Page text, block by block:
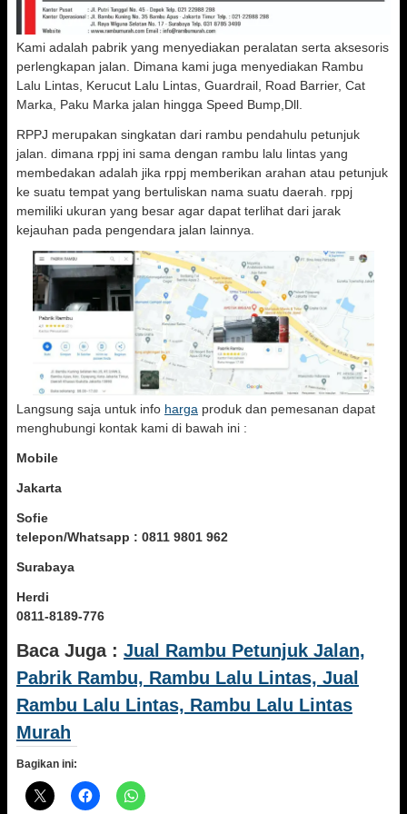
Kami adalah pabrik yang menyediakan peralatan serta aksesoris
perlengkapan jalan. Dimana kami juga menyediakan Rambu
Lalu Lintas, Kerucut Lalu Lintas, Guardrail, Road Barrier, Cat
Marka, Paku Marka jalan hingga Speed Bump,Dll.
RPPJ merupakan singkatan dari rambu pendahulu petunjuk
jalan. dimana rppj ini sama dengan rambu lalu lintas yang
membedakan adalah jika rppj memberikan arahan atau petunjuk
ke suatu tempat yang bertuliskan nama suatu daerah. rppj
memiliki ukuran yang besar agar dapat terlihat dari jarak
kejauhan pada pengendara jalan lainnya.
Langsung saja untuk info harga produk dan pemesanan dapat
menghubungi kontak kami di bawah ini :
Mobile
Jakarta
Sofie
telepon/Whatsapp : 0811 9801 962
Surabaya
Herdi
0811-8189-776
Baca Juga : Jual Rambu Petunjuk Jalan,
Pabrik Rambu, Rambu Lalu Lintas, Jual
Rambu Lalu Lintas, Rambu Lalu Lintas
Murah
Bagikan ini: